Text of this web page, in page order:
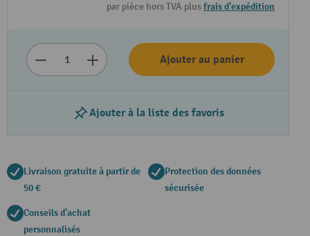
par pièce hors TVA plusfrais d'expédition
Ajouter au panier
Ajouter à la liste des favoris
Livraison gratuite à partir de
50 €
Protection des données
sécurisée
Conseils d'achat
personnalisés